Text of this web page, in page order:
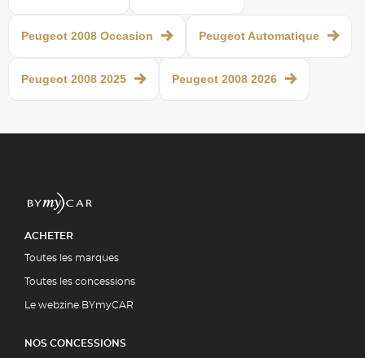
Peugeot 2008 Occasion Peugeot Automatique
Peugeot 2008 2025 Peugeot 2008 2026
ACHETER
Toutes les marques
Toutes les concessions
Le webzine BYmyCAR
NOS CONCESSIONS